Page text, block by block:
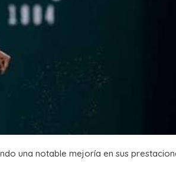
una notable mejoría en sus